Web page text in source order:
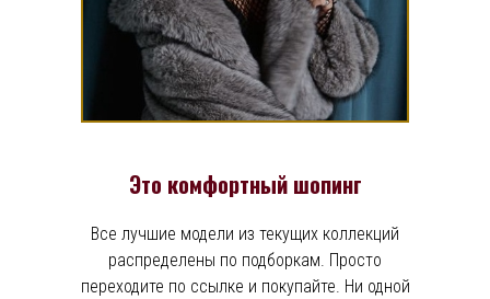
Это комфортный шопинг
Все лучшие модели из текущих коллекций
распределены по подборкам. Просто
переходите по ссылке и покупайте. Ни одной